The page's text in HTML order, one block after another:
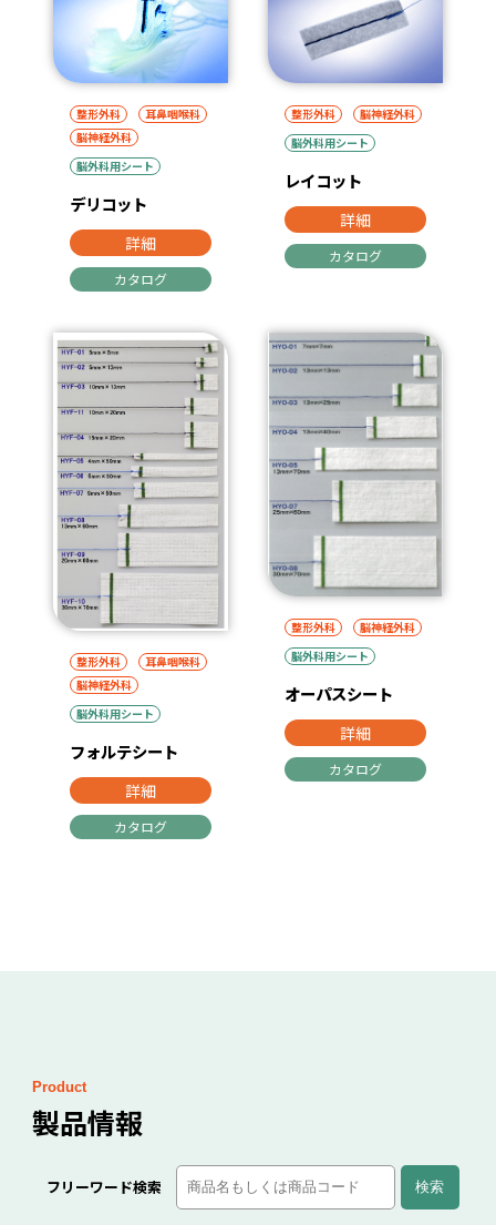
整形外科
耳鼻咽喉科
脳神経外科
脳外科用シート
デリコット
詳細
カタログ
整形外科
脳神経外科
脳外科用シート
レイコット
詳細
カタログ
整形外科
耳鼻咽喉科
脳神経外科
脳外科用シート
フォルテシート
詳細
カタログ
整形外科
脳神経外科
脳外科用シート
オーパスシート
詳細
カタログ
Product
製品情報
フリーワード検索